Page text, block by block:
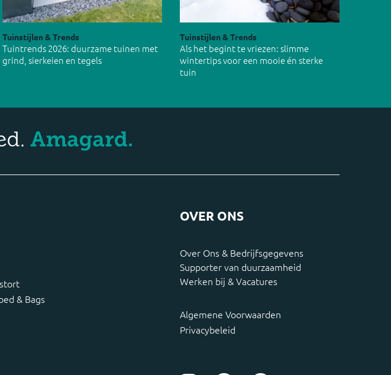
Tuinstijlen & Trends
Tuintrends 2026: duurzame tuinen met
grind, sierkeien en tegels
Tuinstijlen & Trends
Als het begint te vriezen: slimme
wintertips voor een mooie én sterke
tuin
& Bags
OVER ONS
Over Ons & Bedrijfsgegevens
Supporter van duurzaamheid
Werken bij & Vacatures
Algemene Voorwaarden
Privacybeleid